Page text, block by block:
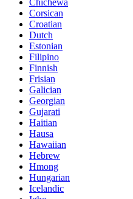
Chichewa
Corsican
Croatian
Dutch
Estonian
Filipino
Finnish
Frisian
Galician
Georgian
Gujarati
Haitian
Hausa
Hawaiian
Hebrew
Hmong
Hungarian
Icelandic